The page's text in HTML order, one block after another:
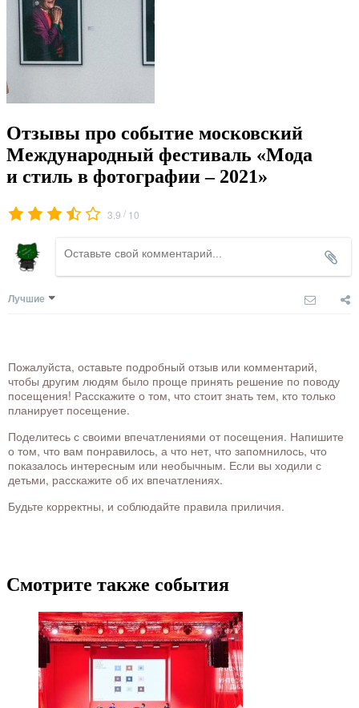
Отзывы про событие московский
Международный фестиваль «Мода
и стиль в фотографии – 2021»
3.9 / 10
Лучшие
Пожалуйста, оставьте подробный отзыв или комментарий,
чтобы другим людям было проще принять решение по поводу
посещения! Расскажите о том, что стоит знать тем, кто только
планирует посещение.
Поделитесь с своими впечатлениями от посещения. Напишите
о том, что вам понравилось, а что нет, что запомнилось, что
показалось интересным или необычным. Если вы ходили с
детьми, расскажите об их впечатлениях.
Будьте корректны, и соблюдайте правила приличия.
Смотрите также события